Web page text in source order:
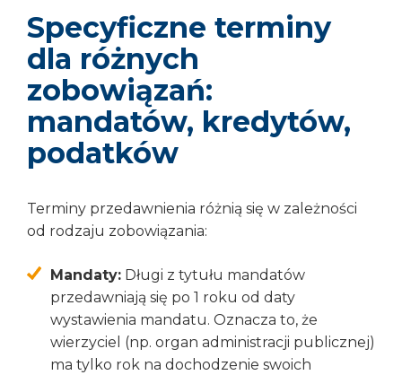
Specyficzne terminy
dla różnych
zobowiązań:
mandatów, kredytów,
podatków
Terminy przedawnienia różnią się w zależności
od rodzaju zobowiązania:
Mandaty:Długi z tytułu mandatów
przedawniają się po 1 roku od daty
wystawienia mandatu. Oznacza to, że
wierzyciel (np. organ administracji publicznej)
ma tylko rok na dochodzenie swoich